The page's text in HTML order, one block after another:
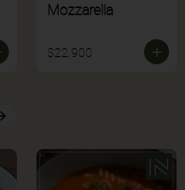
Mozzarella
$22.900